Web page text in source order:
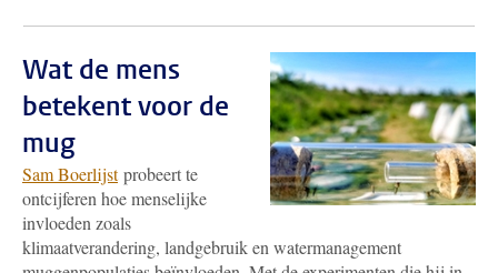
Wat de mens
betekent voor de
mug
Sam Boerlijstprobeert te
ontcijferen hoe menselijke
invloeden zoals
klimaatverandering, landgebruik en watermanagement